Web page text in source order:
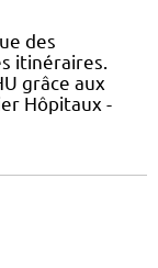
des
itinéraires.
grâce aux
Hôpitaux -